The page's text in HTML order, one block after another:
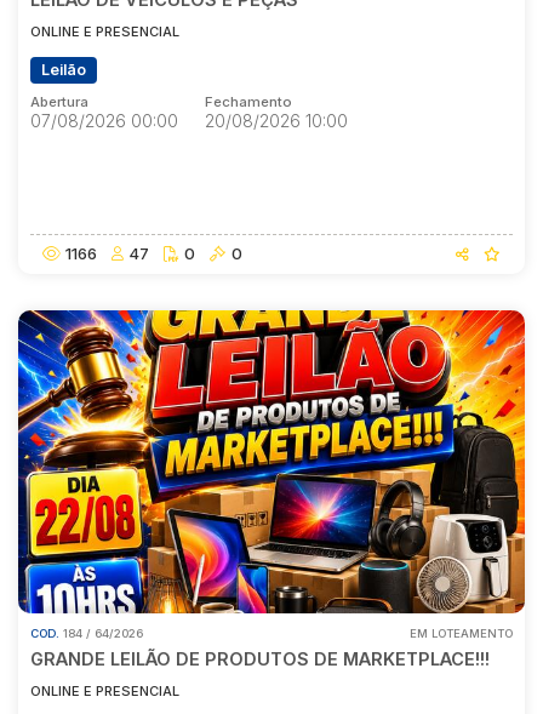
ONLINE E PRESENCIAL
Leilão
Abertura
07/08/2026 00:00
Fechamento
20/08/2026 10:00
1166 47 0 0
COD. 184 / 64/2026 EM LOTEAMENTO
GRANDE LEILÃO DE PRODUTOS DE MARKETPLACE!!!
ONLINE E PRESENCIAL